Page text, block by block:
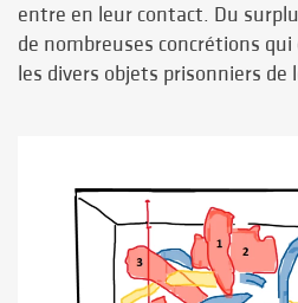
entre en leur contact. Du
de nombreuses concrétions
les divers objets prisonniers